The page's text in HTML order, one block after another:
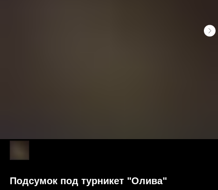
Подсумок под турникет "Олива"